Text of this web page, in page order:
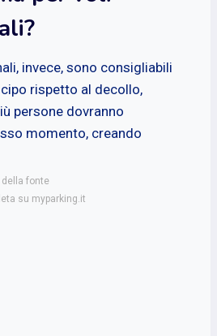
invece, sono consigliabili
rispetto al decollo,
persone dovranno
momento, creando
fonte
su myparking.it